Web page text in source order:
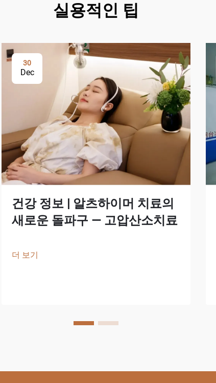
실용적인 팁
30
Dec
건강 정보 | 알츠하이머 치료의
새로운 돌파구 — 고압산소치료
더 보기